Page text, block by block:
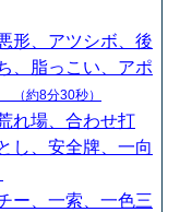
形、アツシボ、後
、脂っこい、アポ
（約8分30秒）
れ場、合わせ打
し、安全牌、一向
ー、一索、一色三